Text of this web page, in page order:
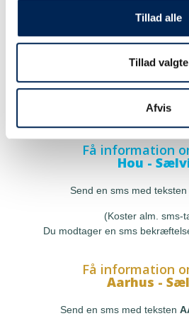
Tillad alle
Tillad valgte
Afvis
Få information
Hou -
Send en sms med teksten
(Koster alm. sms-
Du modtager en sms
Få information
Aarhus -
Send en sms med teksten